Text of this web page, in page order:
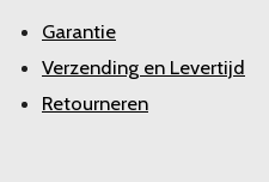
Garantie
Verzending en Levertijd
Retourneren